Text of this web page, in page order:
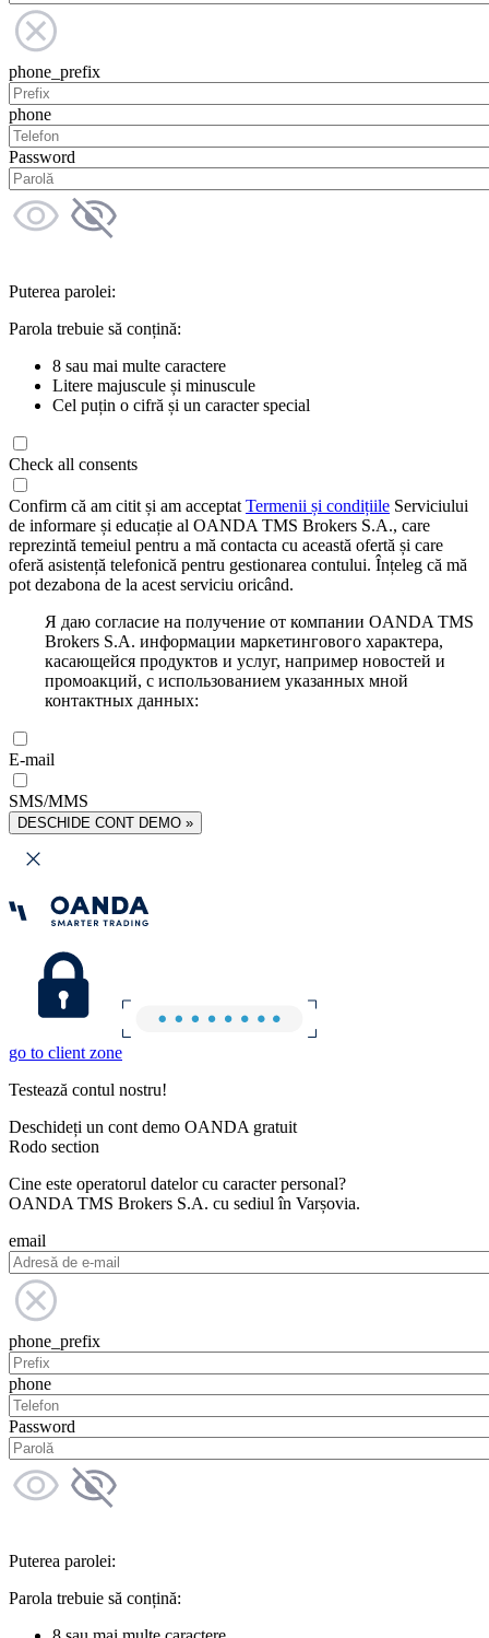
phone_prefix
phone
Password
Puterea parolei:
Parola trebuie să conțină:
8 sau mai multe caractere
Litere majuscule și minuscule
Cel puțin o cifră și un caracter special
Check all consents
Confirm că am citit și am acceptat Termenii și condițiile Serviciului
de informare și educație al OANDA TMS Brokers S.A., care
reprezintă temeiul pentru a mă contacta cu această ofertă și care
oferă asistență telefonică pentru gestionarea contului. Înțeleg că mă
pot dezabona de la acest serviciu oricând.
Я даю согласие на получение от компании OANDA TMS
Brokers S.A. информации маркетингового характера,
касающейся продуктов и услуг, например новостей и
промоакций, с использованием указанных мной
контактных данных:
E-mail
SMS/MMS
DESCHIDE CONT DEMO »
go to client zone
Testează contul nostru!
Deschideți un cont demo OANDA gratuit
Rodo section
Cine este operatorul datelor cu caracter personal?
OANDA TMS Brokers S.A. cu sediul în Varșovia.
email
phone_prefix
phone
Password
Puterea parolei:
Parola trebuie să conțină: